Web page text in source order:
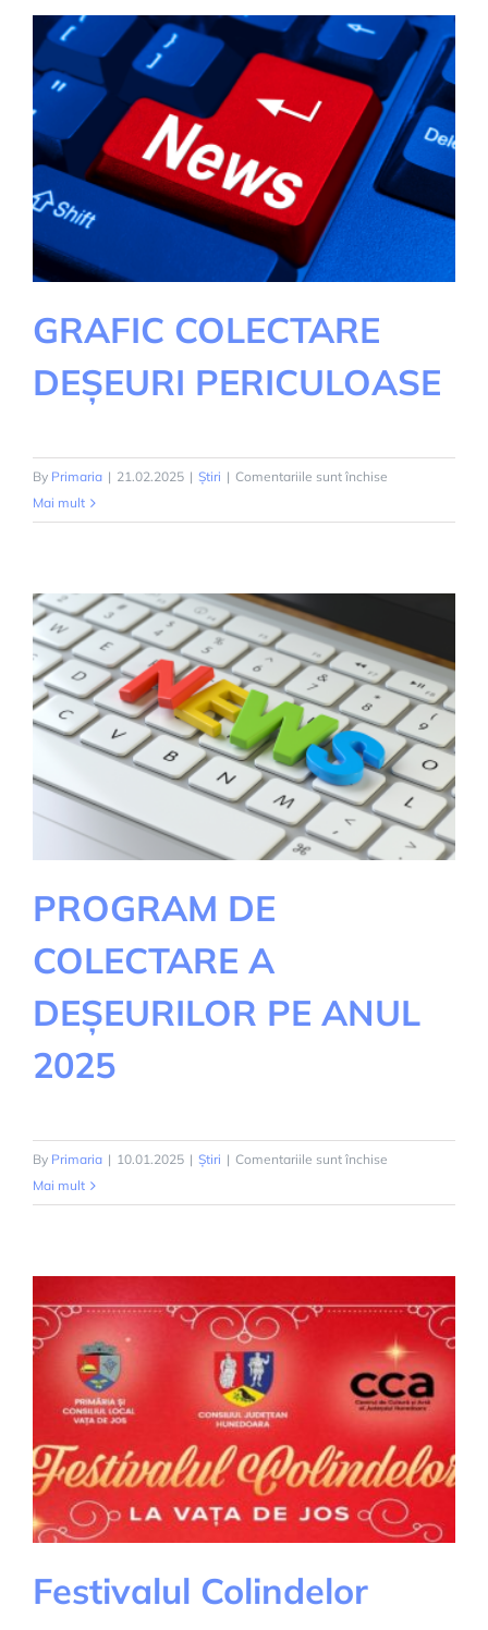
PREVENIREA
INTRODUCEREA
FEBREI
AFTOASE
PE
TERITORIUL
JUDETULUI
HUNEDOARA
GRAFIC COLECTARE
DEȘEURI PERICULOASE
By Primaria | 21.02.2025 | Știri | Comentariile sunt închise
COLECTARE
Mai mult
PROGRAM DE
COLECTARE A
DEȘEURILOR PE ANUL
2025
By Primaria | 10.01.2025 | Știri | Comentariile sunt închise
DE
PE
ANUL
2025
Mai mult
Festivalul Colindelor